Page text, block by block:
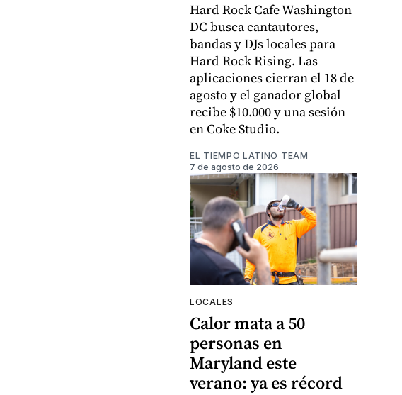
Hard Rock Cafe Washington
DC busca cantautores,
bandas y DJs locales para
Hard Rock Rising. Las
aplicaciones cierran el 18 de
agosto y el ganador global
recibe $10.000 y una sesión
en Coke Studio.
EL TIEMPO LATINO TEAM
7 de agosto de 2026
LOCALES
Calor mata a 50
personas en
Maryland este
verano: ya es récord